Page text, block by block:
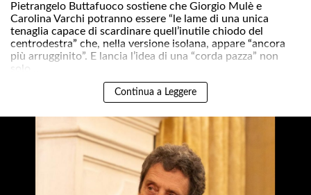
Pietrangelo Buttafuoco sostiene che Giorgio Mulè e
Carolina Varchi potranno essere “le lame di una unica
tenaglia capace di scardinare quell’inutile chiodo del
centrodestra” che, nella versione isolana, appare “ancora
più arrugginito”. E lancia l’idea di una “corda pazza” non
solo ..
Continua a Leggere